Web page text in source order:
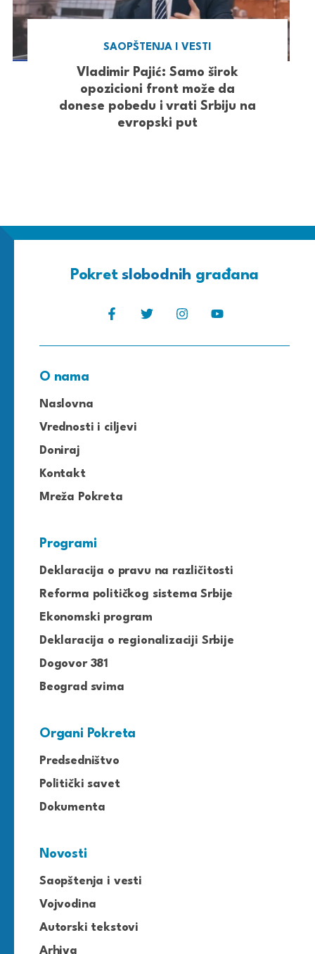
SAOPŠTENJA I VESTI
Vladimir Pajić: Samo širok
opozicioni front može da
donese pobedu i vrati Srbiju na
evropski put
Pokretslobodnih građana
O nama
Naslovna
Vrednosti i ciljevi
Doniraj
Kontakt
Mreža Pokreta
Programi
Deklaracija o pravu na različitosti
Reforma političkog sistema Srbije
Ekonomski program
Deklaracija o regionalizaciji Srbije
Dogovor 381
Beograd svima
Organi Pokreta
Predsedništvo
Politički savet
Dokumenta
Novosti
Saopštenja i vesti
Vojvodina
Autorski tekstovi
Arhiva